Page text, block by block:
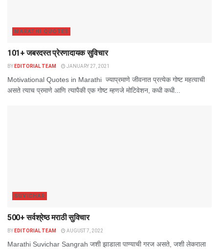
MARATHI QUOTES
101+ जबरदस्त प्रेरणादायक सुविचार
BY EDITORIAL TEAM JANUARY 27, 2021
Motivational Quotes in Marathi ज्याप्रमाणे जीवनात प्रत्येक गोष्ट महत्वाची
असते त्याच प्रमाणे आणि त्यापैकी एक गोष्ट म्हणजे मोटिवेशन, कधी कधी...
SUVICHAR
500+ सर्वश्रेष्ठ मराठी सुविचार
BY EDITORIAL TEAM AUGUST 7, 2022
Marathi Suvichar Sangrah जशी झाडाला पाण्याची गरज असते, जशी लेकराला